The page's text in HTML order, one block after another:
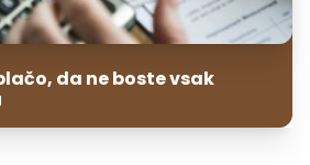
da ne boste vsak